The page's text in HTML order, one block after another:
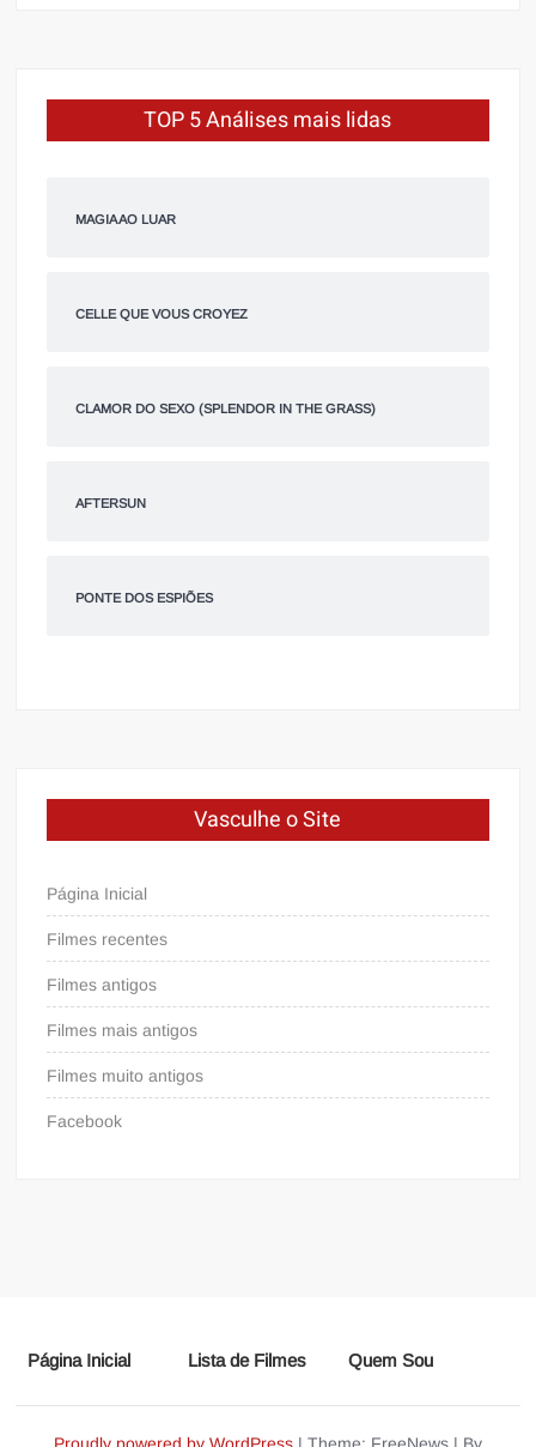
TOP 5 Análises mais lidas
MAGIA AO LUAR
CELLE QUE VOUS CROYEZ
CLAMOR DO SEXO (SPLENDOR IN THE GRASS)
AFTERSUN
PONTE DOS ESPIÕES
Vasculhe o Site
Página Inicial
Filmes recentes
Filmes antigos
Filmes mais antigos
Filmes muito antigos
Facebook
Página Inicial Lista de Filmes Quem Sou